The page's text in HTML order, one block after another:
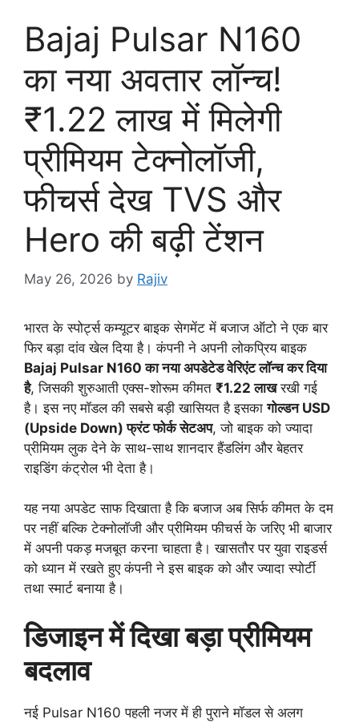
Bajaj Pulsar N160
का नया अवतार लॉन्च!
₹1.22 लाख में मिलेगी
प्रीमियम टेक्नोलॉजी,
फीचर्स देख TVS और
Hero की बढ़ी टेंशन
May 26, 2026 by Rajiv
भारत के स्पोर्ट्स कम्यूटर बाइक सेगमेंट में बजाज ऑटो ने एक बार
फिर बड़ा दांव खेल दिया है। कंपनी ने अपनी लोकप्रिय बाइक
Bajaj Pulsar N160 का नया अपडेटेड वेरिएंट लॉन्च कर दिया
है, जिसकी शुरुआती एक्स-शोरूम कीमत ₹1.22 लाखरखी गई
है। इस नए मॉडल की सबसे बड़ी खासियत है इसकागोल्डन USD
(Upside Down) फ्रंट फोर्क सेटअप, जो बाइक को ज्यादा
प्रीमियम लुक देने के साथ-साथ शानदार हैंडलिंग और बेहतर
राइडिंग कंट्रोल भी देता है।
यह नया अपडेट साफ दिखाता है कि बजाज अब सिर्फ कीमत के दम
पर नहीं बल्कि टेक्नोलॉजी और प्रीमियम फीचर्स के जरिए भी बाजार
में अपनी पकड़ मजबूत करना चाहता है। खासतौर पर युवा राइडर्स
को ध्यान में रखते हुए कंपनी ने इस बाइक को और ज्यादा स्पोर्टी
तथा स्मार्ट बनाया है।
डिजाइन में दिखा बड़ा प्रीमियम
बदलाव
नई Pulsar N160 पहली नजर में ही पुराने मॉडल से अलग